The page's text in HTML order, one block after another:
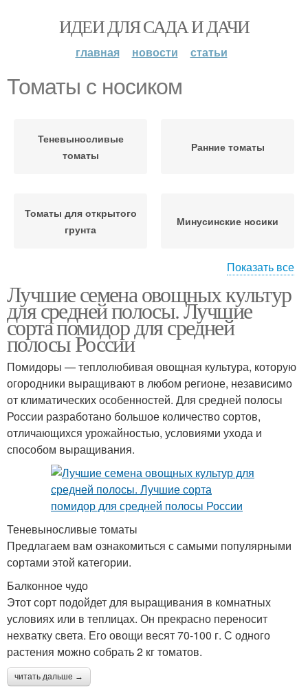
ИДЕИ ДЛЯ САДА И ДАЧИ
главная новости статьи
Томаты с носиком
Теневыносливые
томаты
Ранние томаты
Томаты для открытого
грунта
Минусинские носики
подмосковья
Показать все
Лучшие семена овощных культур
для средней полосы. Лучшие
сорта помидор для средней
полосы России
Помидоры — теплолюбивая овощная культура, которую
огородники выращивают в любом регионе, независимо
от климатических особенностей. Для средней полосы
России разработано большое количество сортов,
отличающихся урожайностью, условиями ухода и
способом выращивания.
Теневыносливые томаты
Предлагаем вам ознакомиться с самыми популярными
сортами этой категории.
Балконное чудо
Этот сорт подойдет для выращивания в комнатных
условиях или в теплицах. Он прекрасно переносит
нехватку света. Его овощи весят 70-100 г. С одного
растения можно собрать 2 кг томатов.
читать дальше →